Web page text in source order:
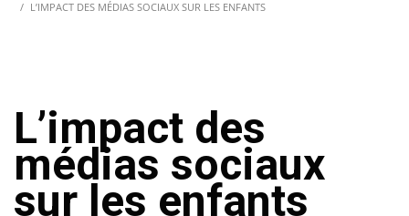
L’IMPACT DES MÉDIAS SOCIAUX SUR LES ENFANTS
L’impact des
médias sociaux
sur les enfants